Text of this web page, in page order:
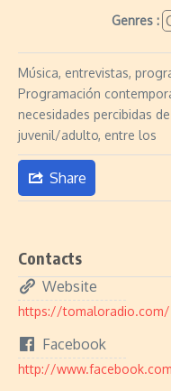
Genres :
Música, entrevistas,
Programación
necesidades percibidas
juvenil/adulto, entre los
Share
Contacts
Website
https://tomaloradio.com/
Facebook
http://